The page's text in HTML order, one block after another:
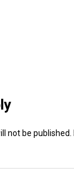
not be published.